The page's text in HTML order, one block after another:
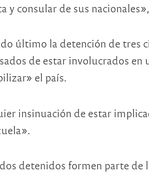
y consular de sus
último la detención de tres
de estar involucrados en
el país.
insinuación de estar
detenidos formen parte de